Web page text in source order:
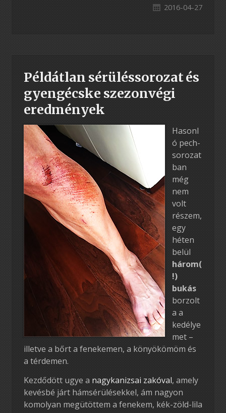
2016-04-27
Példátlan sérüléssorozat és
gyengécske szezonvégi
eredmények
Hasonl
ó pech-
sorozat
ban
még
nem
volt
részem,
egy
héten
belül
három(
!)
bukás
borzolt
a a
kedélye
met –
illetve a bőrt a fenekemen, a könyökömöm és
a térdemen.
Kezdődött ugye a nagykanizsai zakóval, amely
kevésbé járt hámsérülésekkel, ám nagyon
komolyan megütöttem a fenekem, kék-zöld-lila